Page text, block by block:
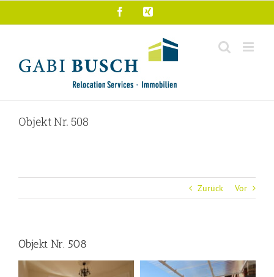
FacebookXing
Objekt Nr. 508
Zurück Vor
Objekt Nr. 508